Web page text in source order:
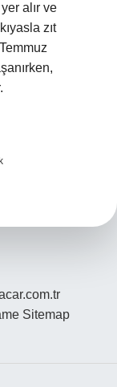
alır ve
zıt
Sitemap